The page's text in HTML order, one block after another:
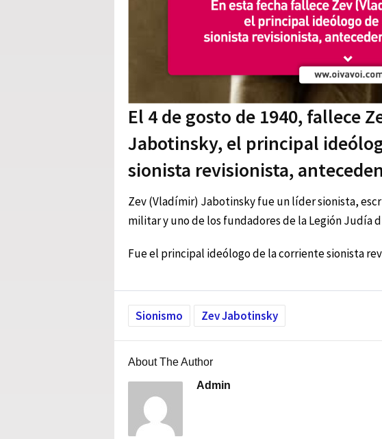
El 4 de gosto de 1940, fallece
Jabotinsky, el principal
sionista revisionista,
Zev (Vladímir) Jabotinsky fue un líder sionista,
militar y uno de los fundadores de la Legión Judía
Fue el principal ideólogo de la corriente sionista
Sionismo Zev Jabotinsky
About The Author
Admin